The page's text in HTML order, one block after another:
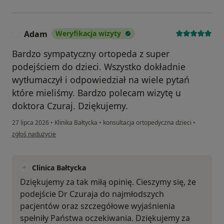
Adam Weryfikacja wizyty
Bardzo sympatyczny ortopeda z super
podejściem do dzieci. Wszystko dokładnie
wytłumaczył i odpowiedział na wiele pytań
które mieliśmy. Bardzo polecam wizytę u
doktora Czuraj. Dziękujemy.
27 lipca 2026 • Klinika Bałtycka • konsultacja ortopedyczna dzieci •
w opinii użytkownika Adam
zgłoś nadużycie
Clinica Bałtycka
Dziękujemy za tak miłą opinię. Cieszymy się, że
podejście Dr Czuraja do najmłodszych
pacjentów oraz szczegółowe wyjaśnienia
spełniły Państwa oczekiwania. Dziękujemy za